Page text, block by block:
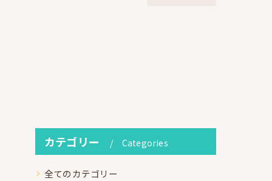
カテゴリー Categories
全てのカテゴリー